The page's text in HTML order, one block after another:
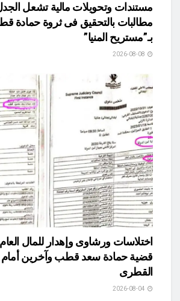
مستندات وتحويلات مالية تشعل
مطالبات بالتحقيق فى ثروة حمادة
بـ”مستريح المنيا”
اختلاسات ورشاوى وإهدار للمال
قضية حمادة سعد قطب وآخرين أمام
القطرى